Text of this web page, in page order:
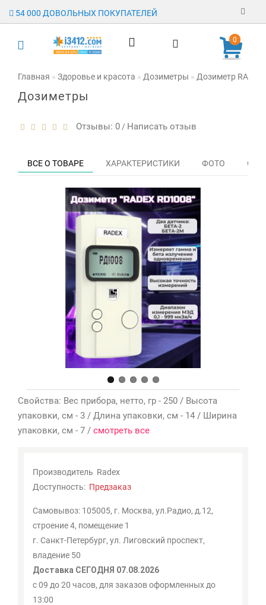
54 000 ДОВОЛЬНЫХ ПОКУПАТЕЛЕЙ
Регистрация
Авторизация
О магазине
Заявка на
опт
Мои
закладки
Сравнение
товаров
0
Главная Здоровье и красота Дозиметры Дозиметр RADEX
Дозиметры
Отзывы: 0 / Написать отзыв
ВСЕ О ТОВАРЕ ХАРАКТЕРИСТИКИ ФОТО
Свойства: Вес прибора, нетто, гр - 250 / Высота
упаковки, см - 3 / Длина упаковки, см - 14 / Ширина
упаковки, см - 7 / смотреть все
Производитель Radex
Доступность: Предзаказ
Самовывоз: 105005, г. Москва, ул.Радио, д.12,
строение 4, помещение 1
г. Санкт-Петербург, ул. Лиговский проспект,
владение 50
Доставка СЕГОДНЯ 07.08.2026
с 09 до 20 часов, для заказов оформленных до
13:00